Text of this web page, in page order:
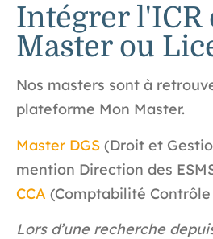
Intégrer l'ICR
Master ou
Nos masters sont à
plateforme Mon Master.
Master DGS (Droit et
mention Direction des
CCA (Comptabilité
Lors d’une recherche